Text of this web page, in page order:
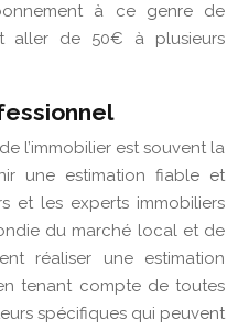
à ce genre de
aller de 50€ à plusieurs
l’immobilier est souvent la
une estimation fiable et
et les experts immobiliers
du marché local et de
réaliser une estimation
tenant compte de toutes
spécifiques qui peuvent